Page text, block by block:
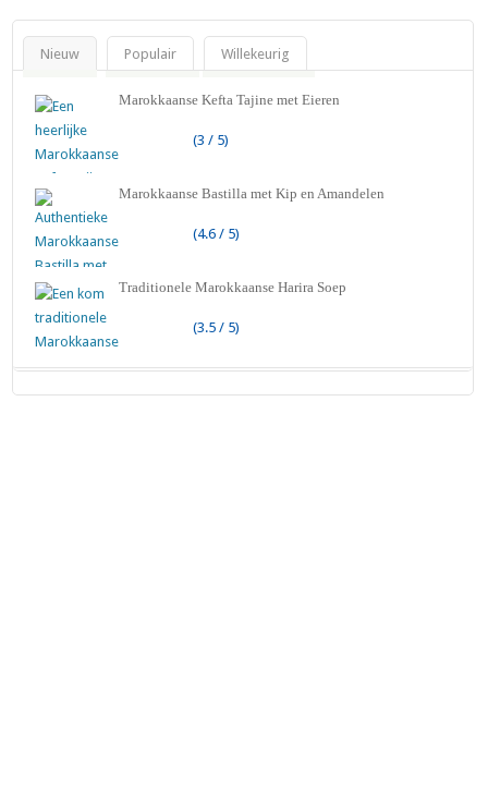
Nieuw Populair Willekeurig
Marokkaanse Kefta Tajine met Eieren
(3 / 5)
Marokkaanse Bastilla met Kip en Amandelen
(4.6 / 5)
Traditionele Marokkaanse Harira Soep
(3.5 / 5)